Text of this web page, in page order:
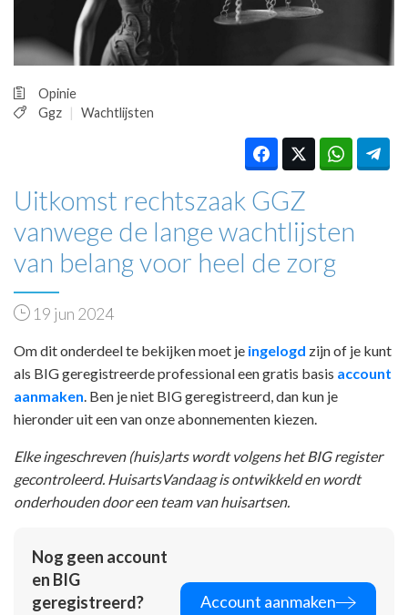
PRAKTIJKZAKEN
TARIEVEN
MEDISCHE VAKHANDEL
Opinie
Ggz
Wachtlijsten
Uitkomst rechtszaak GGZ
vanwege de lange wachtlijsten
van belang voor heel de zorg
19 jun 2024
Om dit onderdeel te bekijken moet je ingelogd zijn of je kunt
als BIG geregistreerde professional een gratis basis account
aanmaken. Ben je niet BIG geregistreerd, dan kun je
hieronder uit een van onze abonnementen kiezen.
Elke ingeschreven (huis)arts wordt volgens het BIG register
gecontroleerd. HuisartsVandaag is ontwikkeld en wordt
onderhouden door een team van huisartsen.
Nog geen account
en BIG
geregistreerd?
Account aanmaken